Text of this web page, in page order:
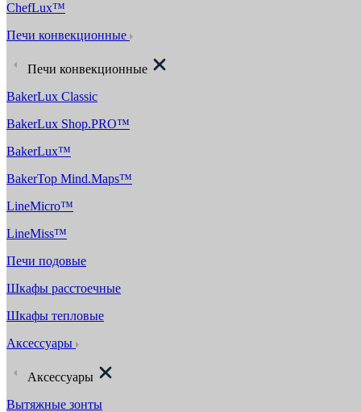
ChefLux™
Печи конвекционные
Печи конвекционные
BakerLux Classic
BakerLux Shop.PRO™
BakerLux™
BakerTop Mind.Maps™
LineMicro™
LineMiss™
Печи подовые
Шкафы расстоечные
Шкафы тепловые
Аксессуары
Аксессуары
Вытяжные зонты